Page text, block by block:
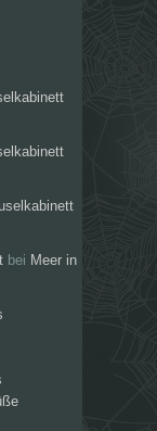
bei Meer in